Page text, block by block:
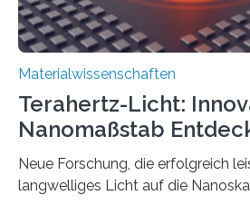
Materialwissenschaften
Terahertz-Licht:
Nanomaßstab
Neue Forschung, die erfolgreich
langwelliges Licht auf die